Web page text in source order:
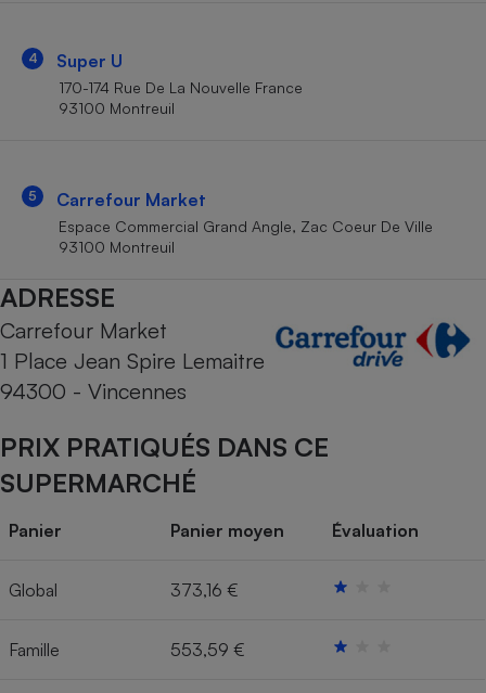
4 Super U
170-174 Rue De La Nouvelle France
93100 Montreuil
5 Carrefour Market
Espace Commercial Grand Angle, Zac Coeur De Ville
93100 Montreuil
ADRESSE
Carrefour Market
1 Place Jean Spire Lemaitre
94300 - Vincennes
PRIX PRATIQUÉS DANS CE
SUPERMARCHÉ
Panier Panier moyen Évaluation
Global 373,16 €
Famille 553,59 €
Cafetière à expressos